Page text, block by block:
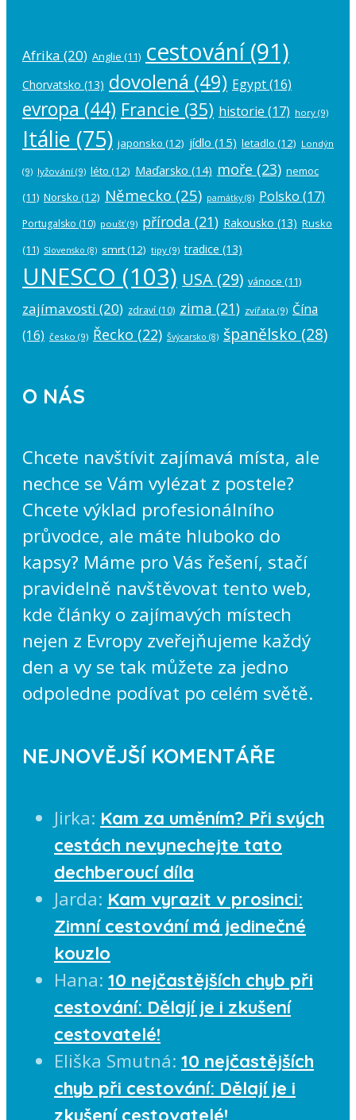
Afrika (20) Anglie (11) cestování(91)
Chorvatsko (13) dovolená (49) Egypt(16)
evropa (44) Francie (35) historie (17) hory (9)
Itálie (75) japonsko (12) jídlo (15) letadlo (12) Londýn
(9) lyžování (9) léto (12) Maďarsko (14) moře (23) nemoc
(11) Norsko (12) Německo (25) památky(8) Polsko (17)
Portugalsko (10) poušť(9) příroda (21) Rakousko (13) Rusko
(11) Slovensko (8) smrt(12) tipy (9) tradice (13)
UNESCO (103) USA (29) vánoce (11)
zajímavosti (20) zdraví (10) zima (21) zvířata (9) Čína
(16) česko (9) Řecko (22) Švýcarsko (8) španělsko (28)
O NÁS
Chcete navštívit zajímavá místa, ale
nechce se Vám vylézat z postele?
Chcete výklad profesionálního
průvodce, ale máte hluboko do
kapsy? Máme pro Vás řešení, stačí
pravidelně navštěvovat tento web,
kde články o zajímavých místech
nejen z Evropy zveřejňujeme každý
den a vy se tak můžete za jedno
odpoledne podívat po celém světě.
NEJNOVĚJŠÍ KOMENTÁŘE
Jirka: Kam za uměním? Při svých
cestách nevynechejte tato
dechberoucí díla
Jarda: Kam vyrazit v prosinci:
Zimní cestování má jedinečné
kouzlo
Hana: 10 nejčastějších chyb při
cestování: Dělají je i zkušení
cestovatelé!
Eliška Smutná: 10 nejčastějších
chyb při cestování: Dělají je i
zkušení cestovatelé!